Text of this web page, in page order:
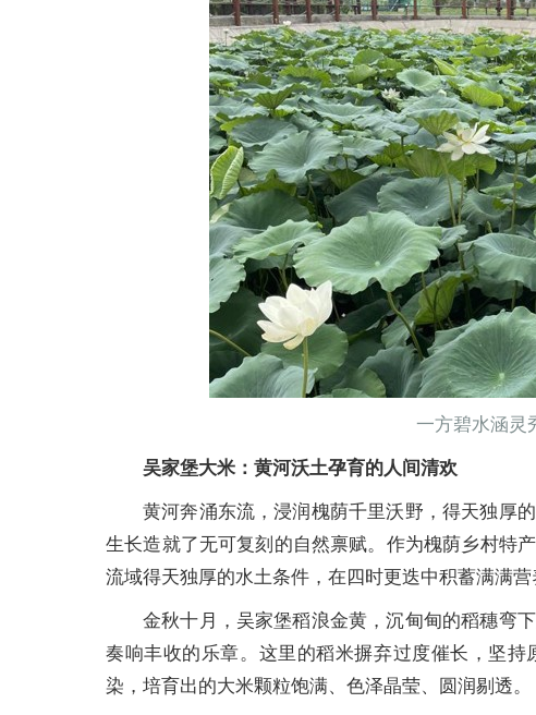
一方碧水涵灵
吴家堡大米：黄河沃土孕育的人间清欢
黄河奔涌东流，浸润槐荫千里沃野，得天独厚
生长造就了无可复刻的自然禀赋。作为槐荫乡村特
流域得天独厚的水土条件，在四时更迭中积蓄满满营
金秋十月，吴家堡稻浪金黄，沉甸甸的稻穗弯
奏响丰收的乐章。这里的稻米摒弃过度催长，坚
染，培育出的大米颗粒饱满、色泽晶莹、圆润剔透。